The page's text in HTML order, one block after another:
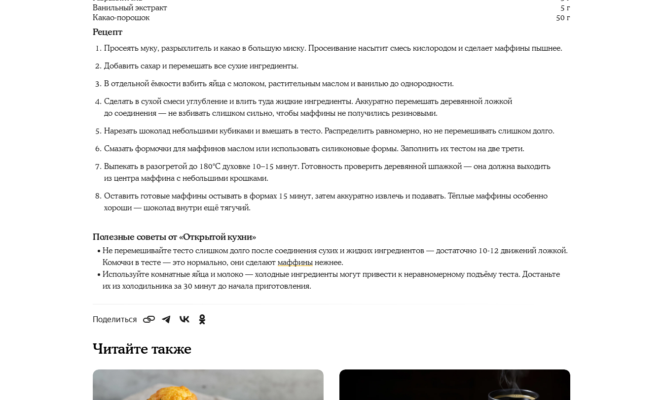
Ванильный экстракт
5 г
Какао-порошок
50 г
Рецепт
Просеять муку, разрыхлитель и какао в большую миску. Просеивание насытит смесь кислородом и сделает маффины пышнее.
Добавить сахар и перемешать все сухие ингредиенты.
В отдельной ёмкости взбить яйца с молоком, растительным маслом и ванилью до однородности.
Сделать в сухой смеси углубление и влить туда жидкие ингредиенты. Аккуратно перемешать деревянной ложкой
до соединения — не взбивать слишком сильно, чтобы маффины не получились резиновыми.
Нарезать шоколад небольшими кубиками и вмешать в тесто. Распределить равномерно, но не перемешивать слишком долго.
Смазать формочки для маффинов маслом или использовать силиконовые формы. Заполнить их тестом на две трети.
Выпекать в разогретой до 180°C духовке 10–15 минут. Готовность проверить деревянной шпажкой — она должна выходить
из центра маффина с небольшими крошками.
Оставить готовые маффины остывать в формах 15 минут, затем аккуратно извлечь и подавать. Тёплые маффины особенно
хороши — шоколад внутри ещё тягучий.
Полезные советы от «Открытой кухни»
Не перемешивайте тесто слишком долго после соединения сухих и жидких ингредиентов — достаточно 10-12 движений ложкой.
Комочки в тесте — это нормально, они сделаютмаффинынежнее.
Используйте комнатные яйца и молоко — холодные ингредиенты могут привести к неравномерному подъёму теста. Достаньте
их из холодильника за 30 минут до начала приготовления.
Поделиться
Читайте также